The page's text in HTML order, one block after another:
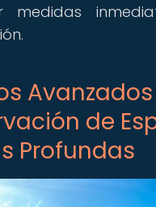
medidas
de
Profundas